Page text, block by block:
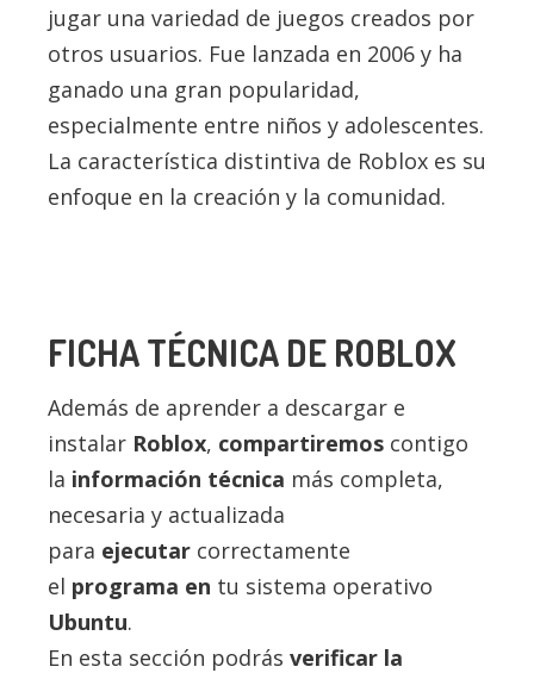
jugar una variedad de juegos creados por
otros usuarios. Fue lanzada en 2006 y ha
ganado una gran popularidad,
especialmente entre niños y adolescentes.
La característica distintiva de Roblox es su
enfoque en la creación y la comunidad.
FICHA TÉCNICA DE ROBLOX
Además de aprender a descargar e
instalar Roblox, compartiremos contigo
la información técnica más completa,
necesaria y actualizada
para ejecutar correctamente
el programa en tu sistema operativo
Ubuntu.
En esta sección podrás verificar la